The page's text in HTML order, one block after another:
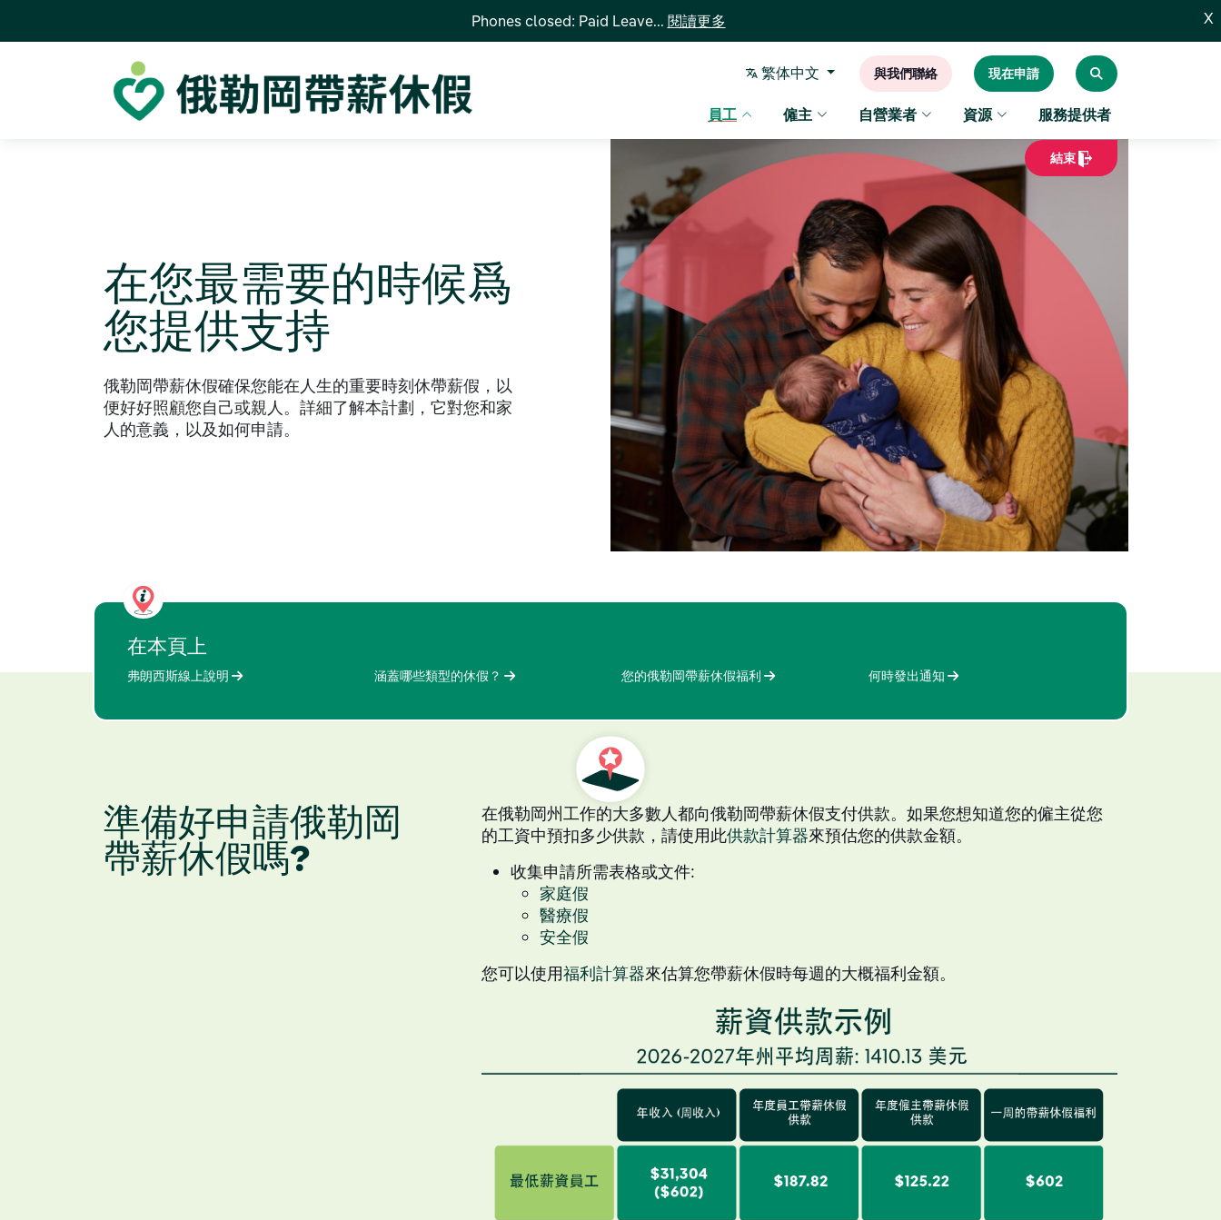
Phones closed: Paid Leave... 閱讀更多 X
繁体中文 與我們聯絡 現在申請
員工 僱主 自營業者 資源 服務提供者
結束
在您最需要的時候爲
您提供支持
俄勒岡帶薪休假確保您能在人生的重要時刻休帶薪假，以
便好好照顧您自己或親人。詳細了解本計劃，它對您和家
人的意義，以及如何申請。
在本頁上
弗朗西斯線上說明 涵蓋哪些類型的休假？ 您的俄勒岡帶薪休假福利 何時發出通知
準備好申請俄勒岡
帶薪休假嗎?
在俄勒岡州工作的大多數人都向俄勒岡帶薪休假支付供款。如果您想知道您的僱主從您
的工資中預扣多少供款，請使用此供款計算器來預估您的供款金額。
收集申請所需表格或文件:
家庭假
醫療假
安全假
您可以使用福利計算器來估算您帶薪休假時每週的大概福利金額。